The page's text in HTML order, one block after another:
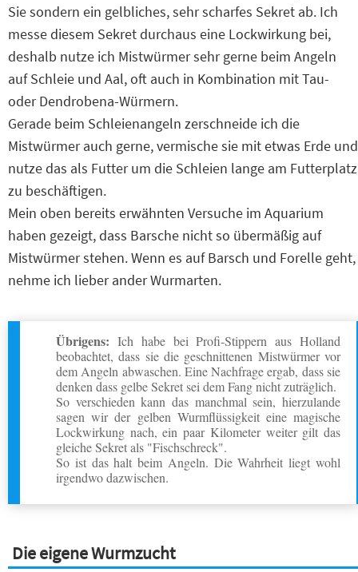
Sie sondern ein gelbliches, sehr scharfes Sekret ab. Ich
messe diesem Sekret durchaus eine Lockwirkung bei,
deshalb nutze ich Mistwürmer sehr gerne beim Angeln
auf Schleie und Aal, oft auch in Kombination mit Tau-
oder Dendrobena-Würmern.
Gerade beim Schleienangeln zerschneide ich die
Mistwürmer auch gerne, vermische sie mit etwas Erde und
nutze das als Futter um die Schleien lange am Futterplatz
zu beschäftigen.
Mein oben bereits erwähnten Versuche im Aquarium
haben gezeigt, dass Barsche nicht so übermäßig auf
Mistwürmer stehen. Wenn es auf Barsch und Forelle geht,
nehme ich lieber ander Wurmarten.
Übrigens: Ich habe bei Profi-Stippern aus Holland
beobachtet, dass sie die geschnittenen Mistwürmer vor
dem Angeln abwaschen. Eine Nachfrage ergab, dass sie
denken dass gelbe Sekret sei dem Fang nicht zuträglich.
So verschieden kann das manchmal sein, hierzulande
sagen wir der gelben Wurmflüssigkeit eine magische
Lockwirkung nach, ein paar Kilometer weiter gilt das
gleiche Sekret als "Fischschreck".
So ist das halt beim Angeln. Die Wahrheit liegt wohl
irgendwo dazwischen.
Die eigene Wurmzucht